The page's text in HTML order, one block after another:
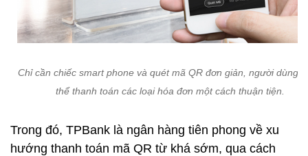
Chỉ cần chiếc smart phone và quét mã QR đơn giản, người dùng
thể thanh toán các loại hóa đơn một cách thuận tiện.
Trong đó, TPBank là ngân hàng tiên phong về xu
hướng thanh toán mã QR từ khá sớm, qua cách